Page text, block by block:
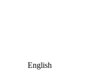
English